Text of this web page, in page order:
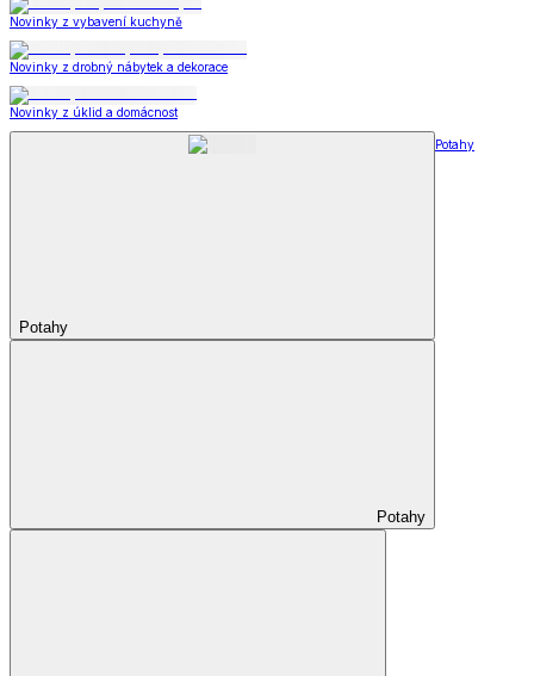
Novinky z vybavení kuchyně
Novinky z drobný nábytek a dekorace
Novinky z úklid a domácnost
Potahy
Potahy
Potahy